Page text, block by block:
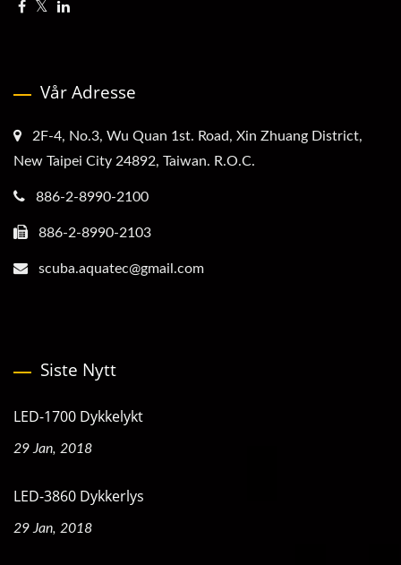
Vår Adresse
2F-4, No.3, Wu Quan 1st. Road, Xin Zhuang District,
New Taipei City 24892, Taiwan. R.O.C.
886-2-8990-2100
886-2-8990-2103
scuba.aquatec@gmail.com
Siste Nytt
LED-1700 Dykkelykt
29 Jan, 2018
LED-3860 Dykkerlys
29 Jan, 2018